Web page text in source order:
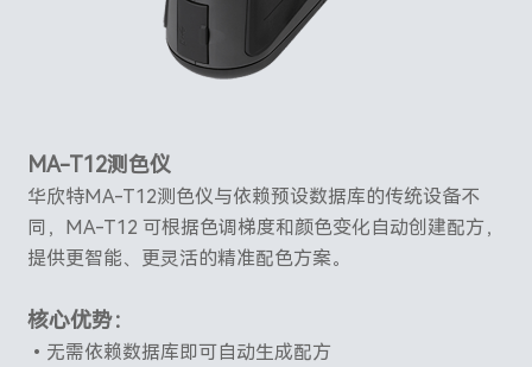
MA-T12测色仪
华欣特MA-T12测色仪与依赖预设数据库的传统设备不
同，MA-T12 可根据色调梯度和颜色变化自动创建配方，
提供更智能、更灵活的精准配色方案。
核心优势：
•无需依赖数据库即可自动生成配方